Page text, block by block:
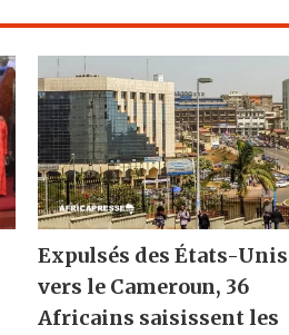
Expulsés des États-Unis
vers le Cameroun, 36
Africains saisissent les